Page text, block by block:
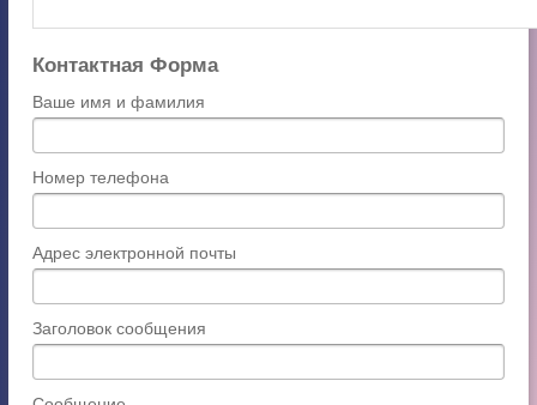
Контактная Форма
Ваше имя и фамилия
Номер телефона
Адрес электронной почты
Заголовок сообщения